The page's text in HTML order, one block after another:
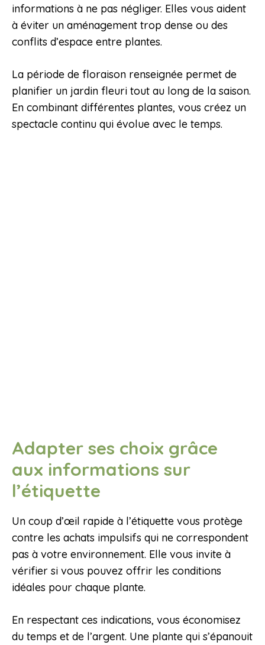
informations à ne pas négliger. Elles vous aident
à éviter un aménagement trop dense ou des
conflits d’espace entre plantes.
La période de floraison renseignée permet de
planifier un jardin fleuri tout au long de la saison.
En combinant différentes plantes, vous créez un
spectacle continu qui évolue avec le temps.
Adapter ses choix grâce
aux informations sur
l’étiquette
Un coup d’œil rapide à l’étiquette vous protège
contre les achats impulsifs qui ne correspondent
pas à votre environnement. Elle vous invite à
vérifier si vous pouvez offrir les conditions
idéales pour chaque plante.
En respectant ces indications, vous économisez
du temps et de l’argent. Une plante qui s’épanouit